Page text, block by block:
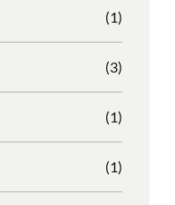
(1)
(3)
(1)
(1)